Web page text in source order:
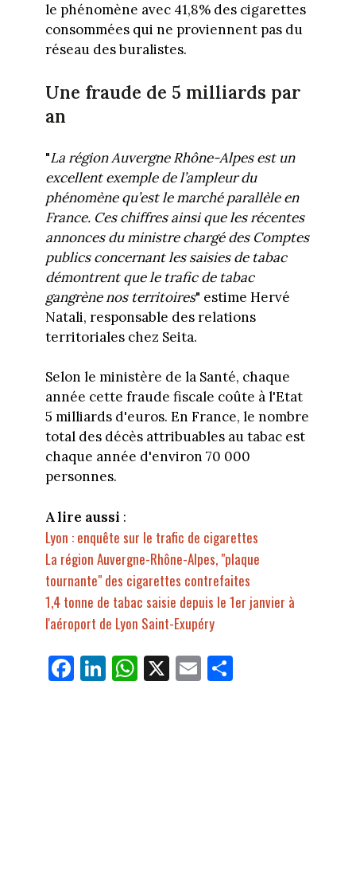
le phénomène avec 41,8% des cigarettes
consommées qui ne proviennent pas du
réseau des buralistes.
Une fraude de 5 milliards par
an
"La région Auvergne Rhône-Alpes est un
excellent exemple de l’ampleur du
phénomène qu’est le marché parallèle en
France. Ces chiffres ainsi que les récentes
annonces du ministre chargé des Comptes
publics concernant les saisies de tabac
démontrent que le trafic de tabac
gangrène nos territoires" estime Hervé
Natali, responsable des relations
territoriales chez Seita.
Selon le ministère de la Santé, chaque
année cette fraude fiscale coûte à l'Etat
5 milliards d'euros. En France, le nombre
total des décès attribuables au tabac est
chaque année d'environ 70 000
personnes.
A lire aussi :
Lyon : enquête sur le trafic de cigarettes
La région Auvergne-Rhône-Alpes, "plaque
tournante" des cigarettes contrefaites
1,4 tonne de tabac saisie depuis le 1er janvier à
l'aéroport de Lyon Saint-Exupéry
Fa
ce
Li
nk
W
ha
X E
m
Pa